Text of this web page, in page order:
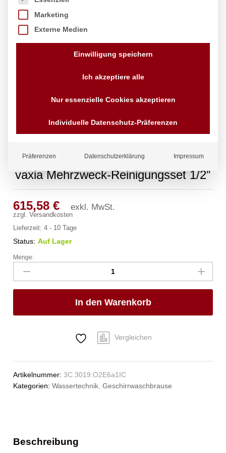
vaxia Mehrzweck-Reinigungsset 1/2″
615,58€ exkl. MwSt.
zzgl.Versandkosten
Lieferzeit:4 - 10 Tage
Status: Auf Lager
vaxia
Mehrzweck-
Reinigungsset
1/2"
Menge:
In den Warenkorb
Vergleichen
Artikelnummer:3C.3019.O2E6a1IC
Kategorien:Wassertechnik,Geschirrwaschbrause
Beschreibung
Marketing
Externe Medien
Einwilligung speichern
Ich akzeptiere alle
Nur essenzielle Cookies akzeptieren
Individuelle Datenschutz-Präferenzen
Präferenzen Datenschutzerklärung Impressum